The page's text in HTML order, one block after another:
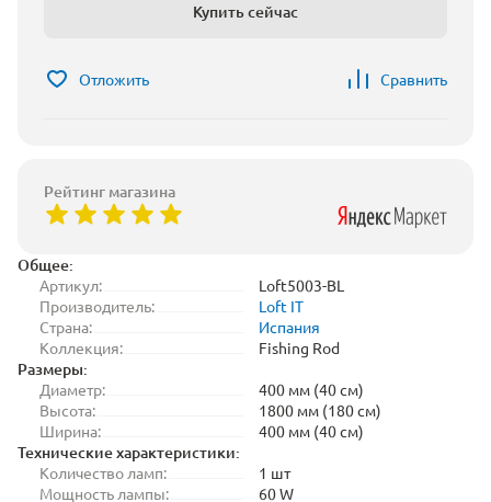
Общее:
Артикул:
Loft5003-BL
Производитель:
Loft IT
Страна:
Испания
Коллекция:
Fishing Rod
Размеры:
Диаметр:
400 мм (40 см)
Высота:
1800 мм (180 см)
Ширина:
400 мм (40 см)
Технические характеристики:
Количество ламп:
1 шт
Мощность лампы:
60 W
Купить сейчас
Отложить Сравнить
Рейтинг магазина